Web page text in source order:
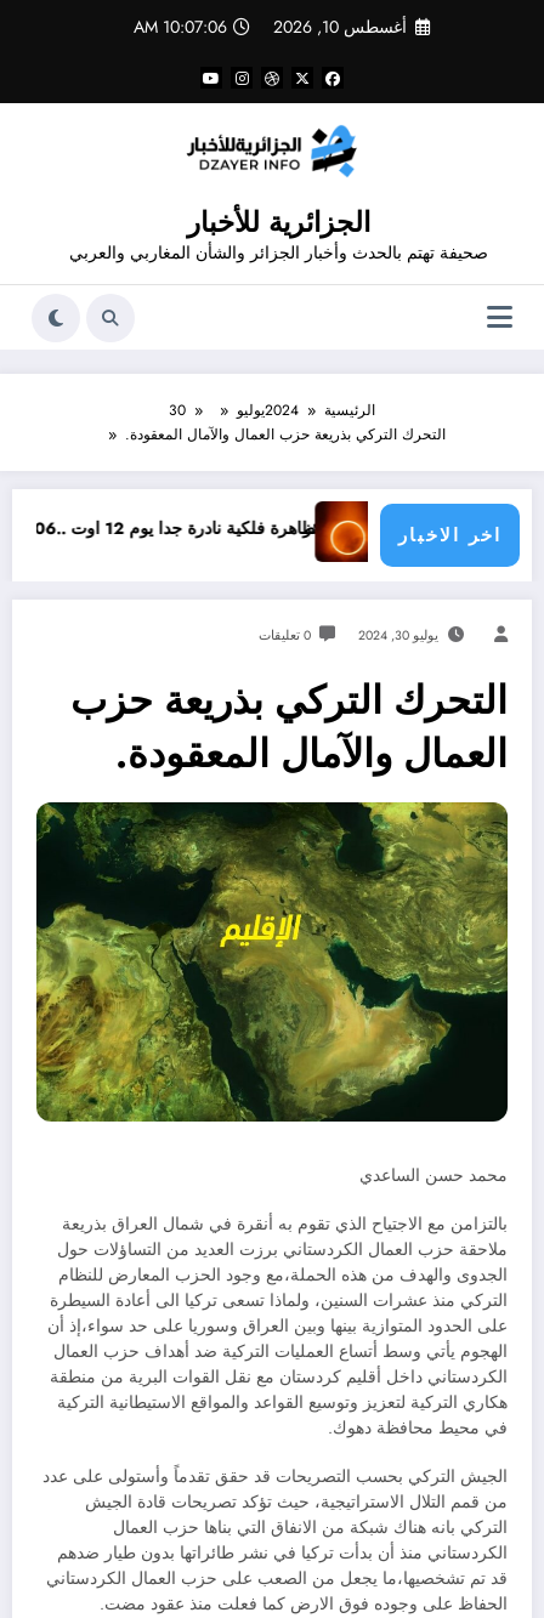
أغسطس 10, 2026 10:07:06 AM
الجزائرية للأخبار
صحيفة تهتم بالحدث وأخبار الجزائر والشأن المغاربي والعربي
الرئيسية 2024يوليو
30
التحرك التركي بذريعة حزب العمال والآمال المعقودة.
اخر الاخبار
الذهب في الجزائرظاهرة فلكية نادرة جدا يوم 12 اوت ..06 كواكب مع الشمس
يوليو 30, 2024 0 تعليقات
التحرك التركي بذريعة حزب
العمال والآمال المعقودة.
محمد حسن الساعدي
بالتزامن مع الاجتياح الذي تقوم به أنقرة في شمال العراق بذريعة
ملاحقة حزب العمال الكردستاني برزت العديد من التساؤلات حول
الجدوى والهدف من هذه الحملة،مع وجود الحزب المعارض للنظام
التركي منذ عشرات السنين، ولماذا تسعى تركيا الى أعادة السيطرة
على الحدود المتوازية بينها وبين العراق وسوريا على حد سواء،إذ أن
الهجوم يأتي وسط أتساع العمليات التركية ضد أهداف حزب العمال
الكردستاني داخل أقليم كردستان مع نقل القوات البرية من منطقة
هكاري التركية لتعزيز وتوسيع القواعد والمواقع الاستيطانية التركية
في محيط محافظة دهوك.
الجيش التركي بحسب التصريحات قد حقق تقدماً وأستولى على عدد
من قمم التلال الاستراتيجية، حيث تؤكد تصريحات قادة الجيش
التركي بانه هناك شبكة من الانفاق التي بناها حزب العمال
الكردستاني منذ أن بدأت تركيا في نشر طائراتها بدون طيار ضدهم
قد تم تشخصيها،ما يجعل من الصعب على حزب العمال الكردستاني
الحفاظ على وجوده فوق الارض كما فعلت منذ عقود مضت.